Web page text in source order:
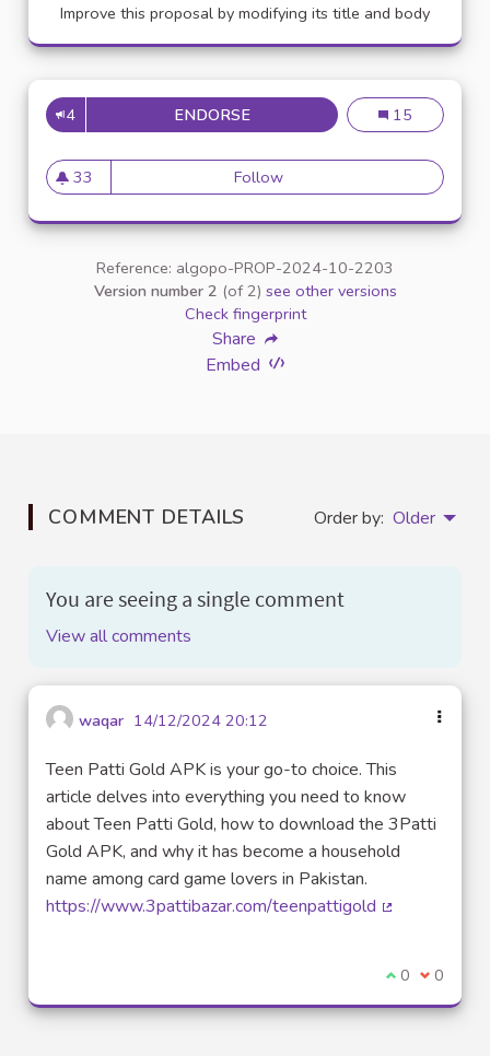
Improve this proposal by modifying its title and body
4 ENDORSE CITOYEN UNIVERSITAIRE :
CITOYEN
15
33
33 followers
FollowCITOYEN UNIVERSITAIRE
Reference: algopo-PROP-2024-10-2203
Version number 2 (of 2) see other versions
Check fingerprint
Share
Embed
COMMENT DETAILS Order by: Older
You are seeing a single comment
View all comments
waqar 14/12/2024 20:12
Teen Patti Gold APK is your go-to choice. This
article delves into everything you need to know
about Teen Patti Gold, how to download the 3Patti
Gold APK, and why it has become a household
name among card game lovers in Pakistan.
https://www.3pattibazar.com/teenpattigold
I agree with
0 I 0